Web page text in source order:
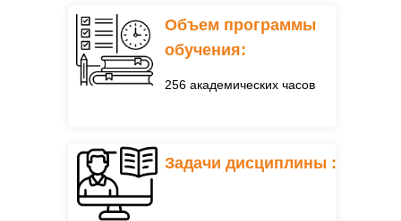
256 академических часов
Объем программы
обучения:
Задачи дисциплины :